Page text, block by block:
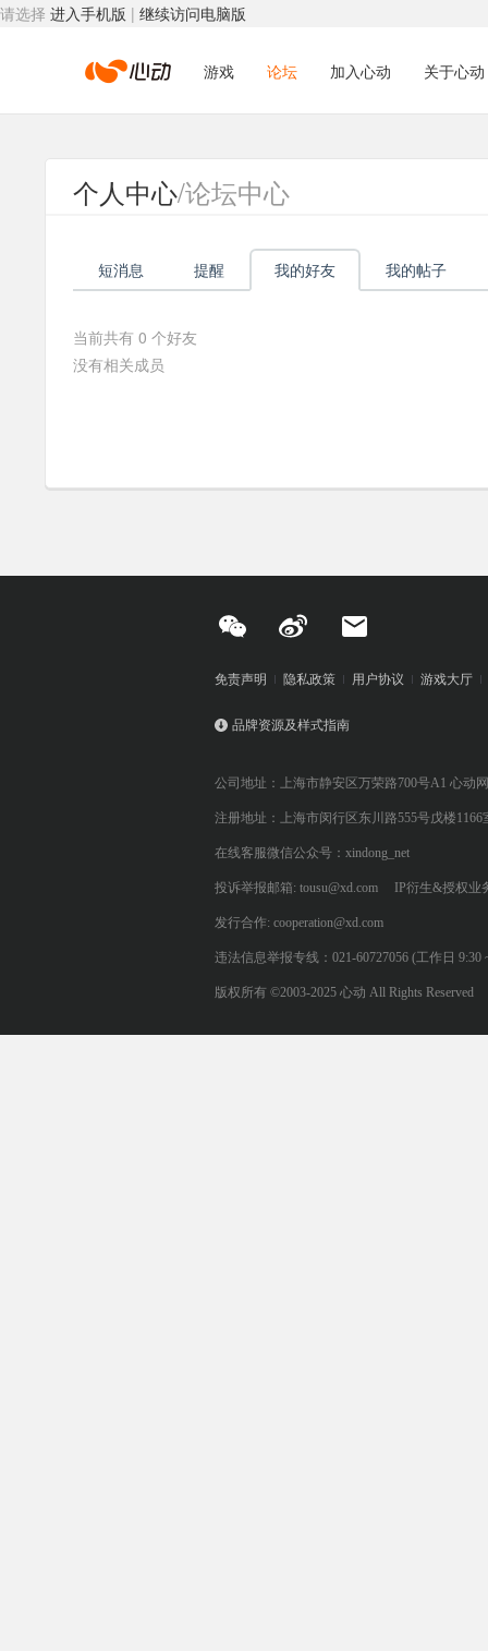
请选择 进入手机版 | 继续访问电脑版
心
动
络
游戏 论坛 加入心动 关于心动
个人中心/论坛中心
短消息 提醒 我的好友 我的帖子
当前共有 0 个好友
没有相关成员
免责声明 隐私政策 用户协议 游戏大厅
品牌资源及样式指南
公司地址：上海市静安区万荣路700号A1 心动
注册地址：上海市闵行区东川路555号戊楼1166
在线客服微信公众号：xindong_net
投诉举报邮箱: tousu@xd.com IP衍生&授权业
发行合作: cooperation@xd.com
违法信息举报专线：021-60727056 (工作日 9:30
版权所有 ©2003-2025 心动 All Rights Reserved